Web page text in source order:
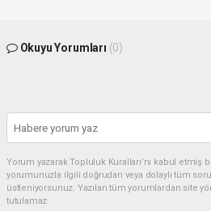
Okuyu Yorumları (0)
Yorum yazarak Topluluk Kuralları’nı kabul etmiş
yorumunuzla ilgili doğrudan veya dolaylı tüm
üstleniyorsunuz. Yazılan tüm yorumlardan site
tutulamaz.